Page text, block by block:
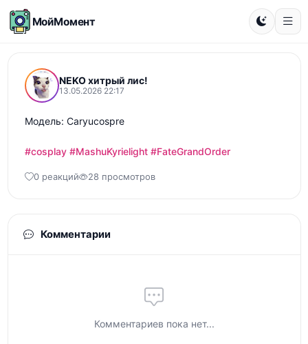
МойМомент
NEKO хитрый лис!
13.05.2026 22:17
Модель: Caryucospre
#cosplay #MashuKyrielight #FateGrandOrder
0 реакций 28 просмотров
Комментарии
Комментариев пока нет...